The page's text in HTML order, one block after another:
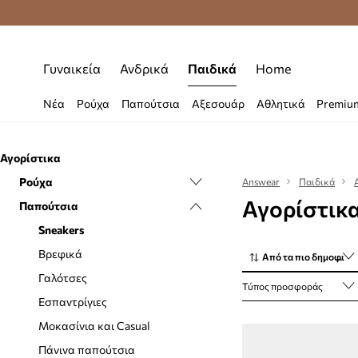
Δωρεάν
Γυναικεία Ανδρικά Παιδικά Home
Νέα Ρούχα Παπούτσια Αξεσουάρ Αθλητικά
Αγορίστικα
Ρούχα
T-shirt και Polo μπλουζάκια
Εσώρουχα
Κάλτσες
Μαγιό
Μπουφάν και παλτά
Ολόσωμα κορμάκια
Ολόσωμα φορμάκια
Παπούτσια
Sneakers
Βρεφικά
Γαλότσες
Εσπαντρίγιες
Μοκασίνια και Casual
Πάνινα παπούτσια
Answear Παιδικά
Από τα πιο δημοφιλή
Τύπος προσφοράς